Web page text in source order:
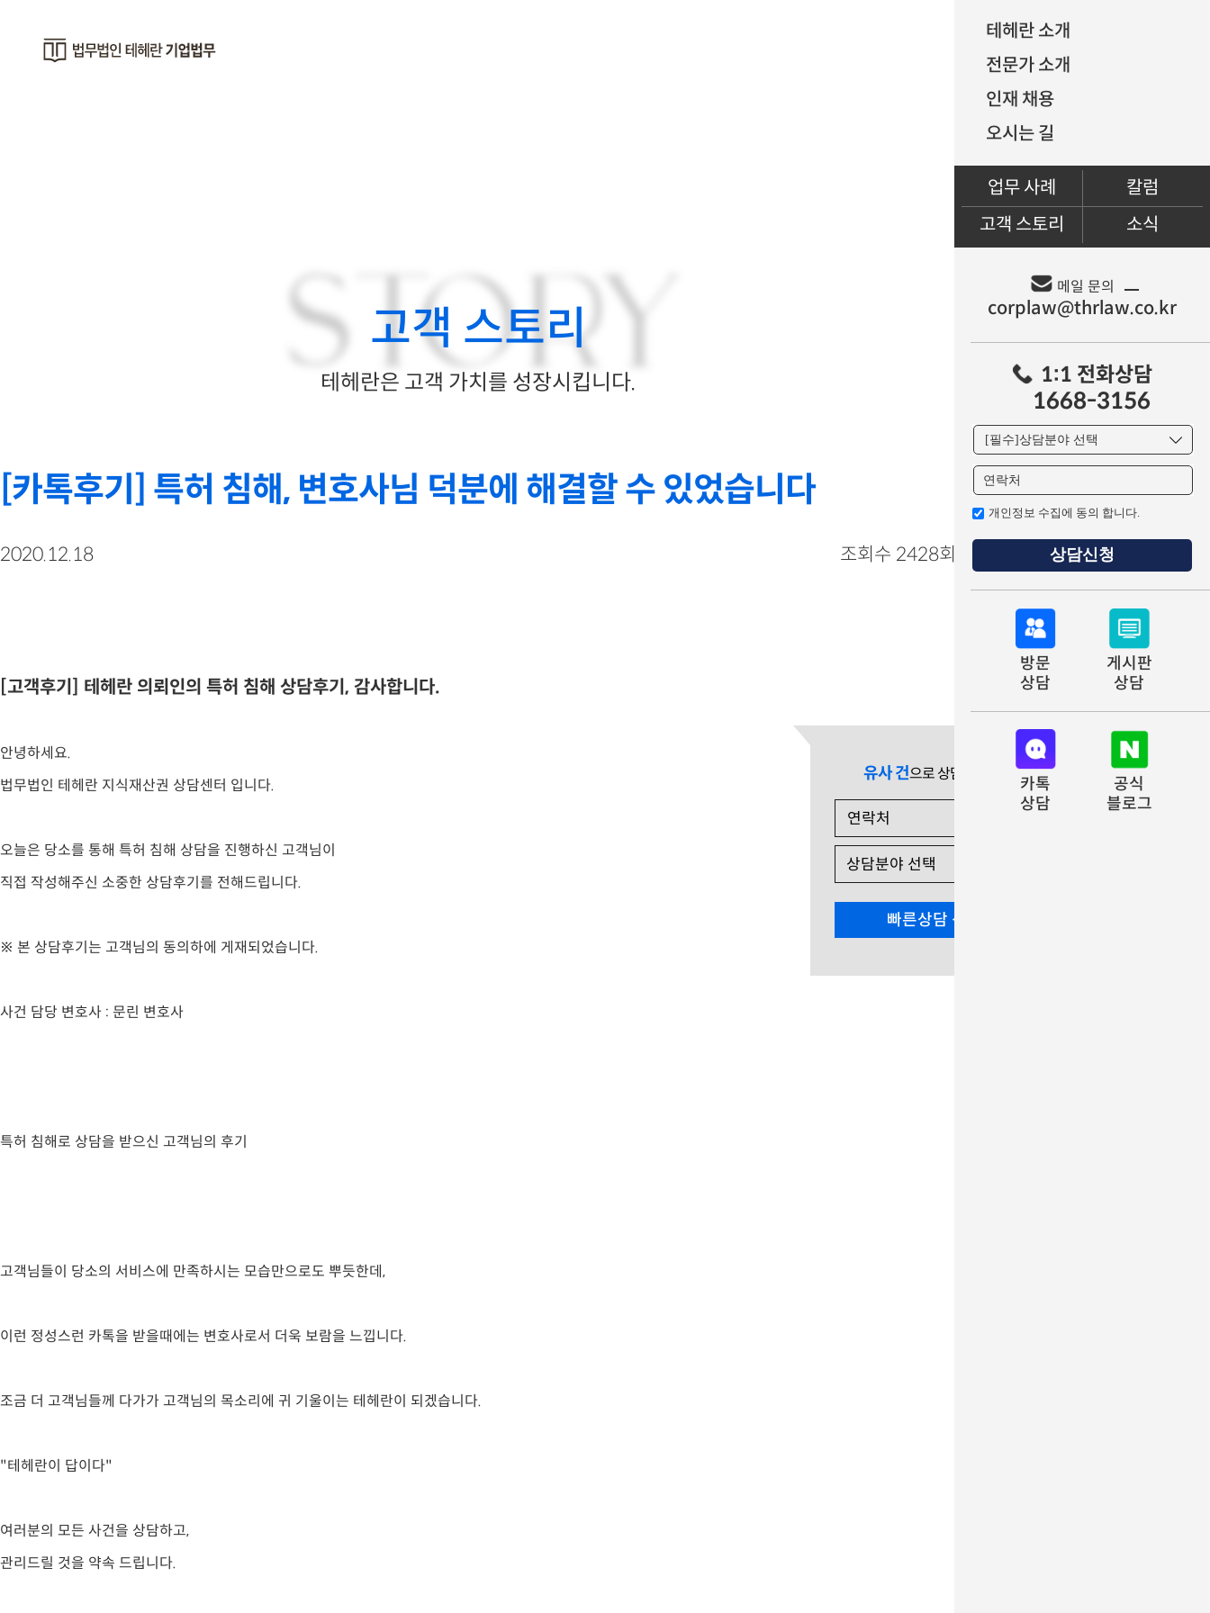
테헤란 소개
전문가 소개
인재 채용
오시는 길
업무 사례
칼럼
고객 스토리
소식
메일 문의
1:1 전화상담
1668-3156
개인정보 수집에 동의 합니다.
상담신청
방문
상담
게시판
상담
카톡
상담
공식
블로그
STORY
고객 스토리
테헤란은 고객 가치를 성장시킵니다.
[카톡후기] 특허 침해, 변호사님 덕분에 해결할 수 있었습니다
2020.12.18 조회수 2428회
[고객후기] 테헤란 의뢰인의 특허 침해 상담후기, 감사합니다.
안녕하세요.
법무법인 테헤란 지식재산권 상담센터 입니다.
오늘은 당소를 통해 특허 침해 상담을 진행하신 고객님이
직접 작성해주신 소중한 상담후기를 전해드립니다.
※ 본 상담후기는 고객님의 동의하에 게재되었습니다.
사건 담당 변호사 : 문린 변호사
특허 침해로 상담을 받으신 고객님의 후기
고객님들이 당소의 서비스에 만족하시는 모습만으로도 뿌듯한데,
이런 정성스런 카톡을 받을때에는 변호사로서 더욱 보람을 느낍니다.
조금 더 고객님들께 다가가 고객님의 목소리에 귀 기울이는 테헤란이 되겠습니다.
"테헤란이 답이다"
여러분의 모든 사건을 상담하고,
관리드릴 것을 약속 드립니다.
유사 건으로 상담 필요 시